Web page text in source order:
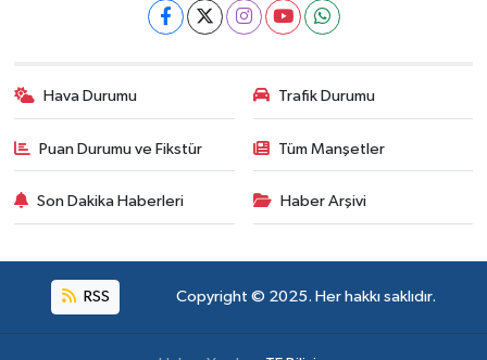
Hava Durumu Trafik Durumu
Puan Durumu ve Fikstür Tüm Manşetler
Son Dakika Haberleri Haber Arşivi
RSS Copyright © 2025. Her hakkı saklıdır.